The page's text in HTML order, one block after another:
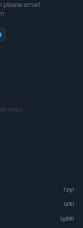
please email:
(39)
(28)
(988)